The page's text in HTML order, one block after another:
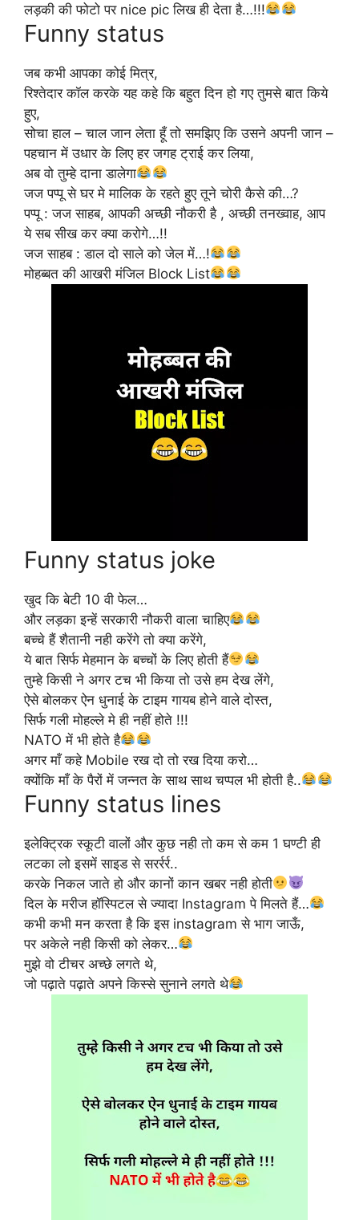
लड़की की फोटो पर nice pic लिख ही देता है…!!!
Funny status
जब कभी आपका कोई मित्र,
रिश्तेदार कॉल करके यह कहे कि बहुत दिन हो गए तुमसे बात किये
हुए,
सोचा हाल – चाल जान लेता हूँ तो समझिए कि उसने अपनी जान –
पहचान में उधार के लिए हर जगह ट्राई कर लिया,
अब वो तुम्हे दाना डालेगा
जज पप्पू से घर मे मालिक के रहते हुए तूने चोरी कैसे की…?
पप्पू : जज साहब, आपकी अच्छी नौकरी है , अच्छी तनख्वाह, आप
ये सब सीख कर क्या करोगे…!!
जज साहब : डाल दो साले को जेल में…!
मोहब्बत की आखरी मंजिल Block List
Funny status joke
खुद कि बेटी 10 वी फेल…
और लड़का इन्हें सरकारी नौकरी वाला चाहिए
बच्चे हैं शैतानी नही करेंगे तो क्या करेंगे,
ये बात सिर्फ मेहमान के बच्चों के लिए होती हैं
तुम्हे किसी ने अगर टच भी किया तो उसे हम देख लेंगे,
ऐसे बोलकर ऐन धुनाई के टाइम गायब होने वाले दोस्त,
सिर्फ गली मोहल्ले मे ही नहीं होते !!!
NATO में भी होते है
अगर माँ कहे Mobile रख दो तो रख दिया करो…
क्योंकि माँ के पैरों में जन्नत के साथ साथ चप्पल भी होती है..
Funny status lines
इलेक्ट्रिक स्कूटी वालों और कुछ नही तो कम से कम 1 घण्टी ही
लटका लो इसमें साइड से सरर्रर्र..
करके निकल जाते हो और कानों कान खबर नही होती
दिल के मरीज हॉस्पिटल से ज्यादा Instagram पे मिलते हैं…
कभी कभी मन करता है कि इस instagram से भाग जाऊँ,
पर अकेले नही किसी को लेकर…
मुझे वो टीचर अच्छे लगते थे,
जो पढ़ाते पढ़ाते अपने किस्से सुनाने लगते थे